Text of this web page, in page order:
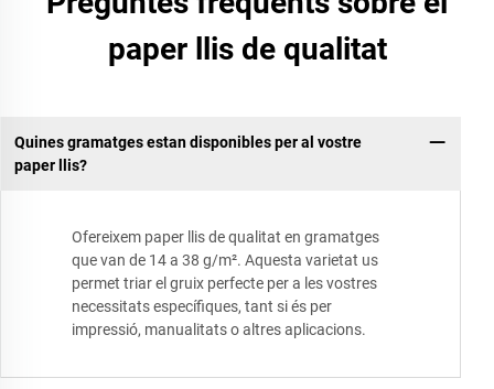
paper llis de qualitat
Quines gramatges estan disponibles per al vostre
paper llis?
Ofereixem paper llis de qualitat en gramatges
que van de 14 a 38 g/m². Aquesta varietat us
permet triar el gruix perfecte per a les vostres
necessitats específiques, tant si és per
impressió, manualitats o altres aplicacions.